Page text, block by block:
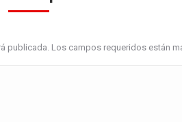
publicada. Los campos requeridos están